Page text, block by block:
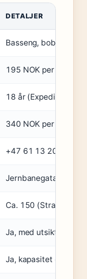
DETALJER
Basseng, boblebad,
195 NOK per person
18 år (Expedia –
340 NOK per dag
+47 61 13 20 00
Jernbanegata 5,
Ca. 150 (Strawberry
Ja, med utsikt over
Ja, kapasitet opptil